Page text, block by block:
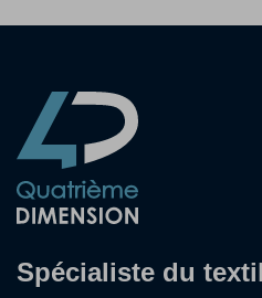
Spécialiste du